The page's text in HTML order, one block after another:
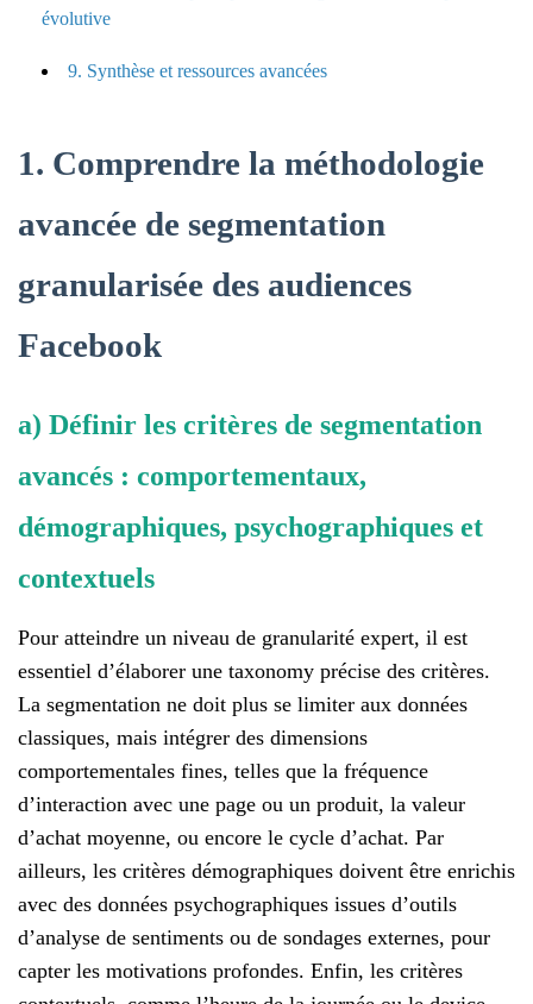
évolutive
9. Synthèse et ressources avancées
1. Comprendre la méthodologie
avancée de segmentation
granularisée des audiences
Facebook
a) Définir les critères de segmentation
avancés : comportementaux,
démographiques, psychographiques et
contextuels
Pour atteindre un niveau de granularité expert, il est
essentiel d’élaborer une taxonomy précise des critères.
La segmentation ne doit plus se limiter aux données
classiques, mais intégrer des dimensions
comportementales fines, telles que la fréquence
d’interaction avec une page ou un produit, la valeur
d’achat moyenne, ou encore le cycle d’achat. Par
ailleurs, les critères démographiques doivent être enrichis
avec des données psychographiques issues d’outils
d’analyse de sentiments ou de sondages externes, pour
capter les motivations profondes. Enfin, les critères